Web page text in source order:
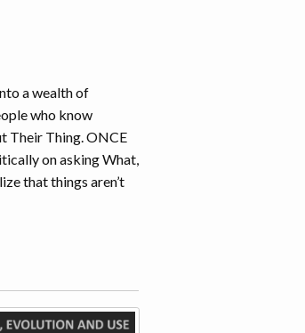
a wealth of
who know
Their Thing. ONCE
on asking What,
that things aren’t